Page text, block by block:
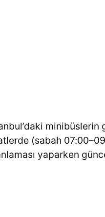
minibüslerin
(sabah
yaparken